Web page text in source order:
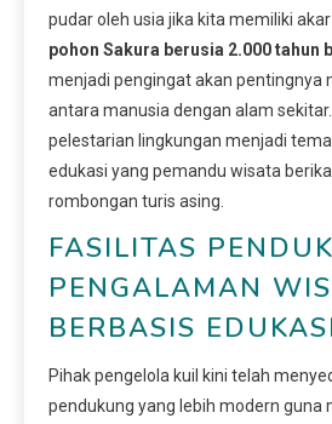
pudar oleh usia jika kita memiliki
pohon Sakura berusia 2.000 tahun
menjadi pengingat akan pentingnya
antara manusia dengan alam
pelestarian lingkungan menjadi
edukasi yang pemandu wisata
rombongan turis asing.
FASILITAS
PENGALAMAN
BERBASIS
Pihak pengelola kuil kini telah
pendukung yang lebih modern guna